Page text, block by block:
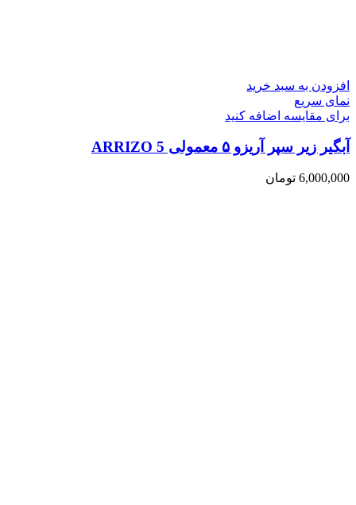
افزودن به سبد خرید
نمای سریع
برای مقایسه اضافه کنید
آبگیر زیر سپر آریزو ۵ معمولی ARRIZO 5
6,000,000 تومان